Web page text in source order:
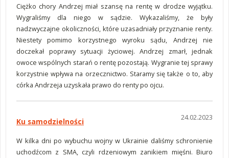
Ciężko chory Andrzej miał szansę na rentę w drodze wyjątku.
Wygraliśmy dla niego w sądzie. Wykazaliśmy, że były
nadzwyczajne okoliczności, które uzasadniały przyznanie renty.
Niestety pomimo korzystnego wyroku sądu, Andrzej nie
doczekał poprawy sytuacji życiowej. Andrzej zmarł, jednak
owoce wspólnych starań o rentę pozostają. Wygranie tej sprawy
korzystnie wpływa na orzecznictwo. Staramy się także o to, aby
córka Andrzeja uzyskała prawo do renty po ojcu.
24.02.2023
Ku samodzielności
W kilka dni po wybuchu wojny w Ukrainie daliśmy schronienie
uchodźcom z SMA, czyli rdzeniowym zanikiem mięśni. Biuro